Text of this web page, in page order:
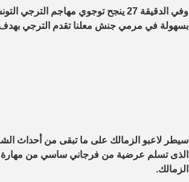
وفي الدقيقة 27 ينجح توجوي
بسهولة في مرمي جنش معلنا تقدم الترجي
الذى تسلم عرضية من فرجاني ساسي من مهارة
الزمالك.